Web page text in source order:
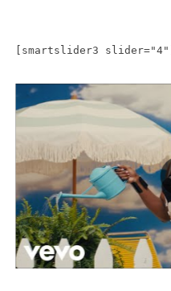
[smartslider3 slider="4"]